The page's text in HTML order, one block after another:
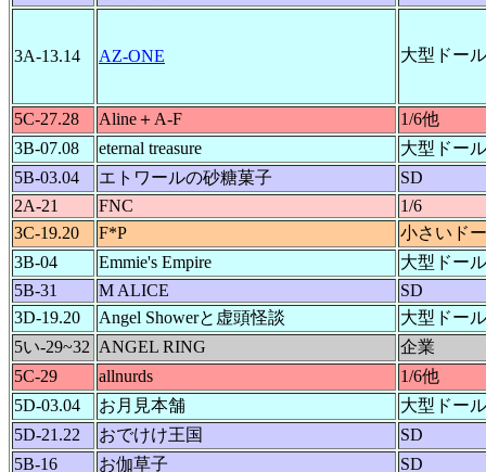
3A-13.14 AZ-ONE 大型ドール
5C-27.28 Aline＋A-F
1/6他
3B-07.08
eternal treasure
大型ドール
5B-03.04
エトワールの砂糖菓子
SD
2A-21
FNC
1/6
3C-19.20
F*P
小さいド
3B-04
Emmie's Empire
大型ドール
5B-31
M ALICE
SD
3D-19.20
Angel Showerと虚頭怪談
大型ドール
5い-29~32 ANGEL RING
企業
5C-29
allnurds
1/6他
5D-03.04
お月見本舗
大型ドール
5D-21.22
おでけけ王国
SD
5B-16
お伽草子
SD